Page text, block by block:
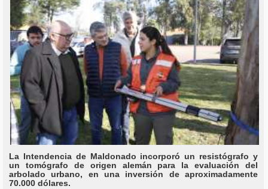
La Intendencia de Maldonado incorporó un resistógrafo y
un tomógrafo de origen alemán para la evaluación del
arbolado urbano, en una inversión de aproximadamente
70.000 dólares.